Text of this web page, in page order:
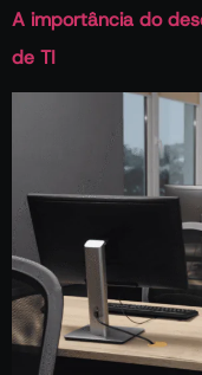
A importância do
de TI